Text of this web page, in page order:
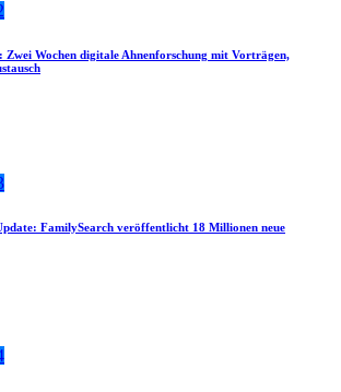
Zwei Wochen digitale Ahnenforschung mit Vorträgen,
FamilySearch veröffentlicht 18 Millionen neue